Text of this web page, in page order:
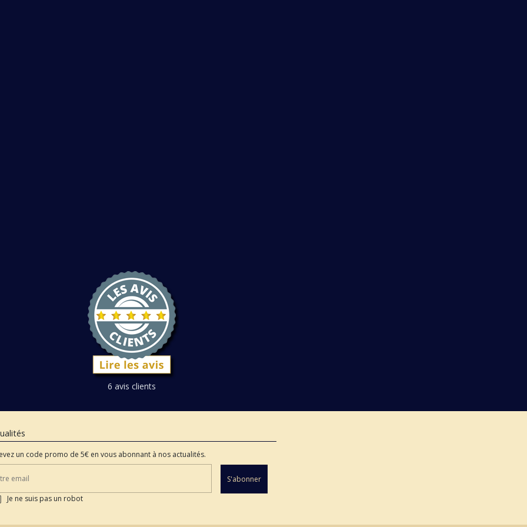
6 avis clients
un code promo de 5€ en vous abonnant à nos actualités.
S'abonner
Je ne suis pas un robot